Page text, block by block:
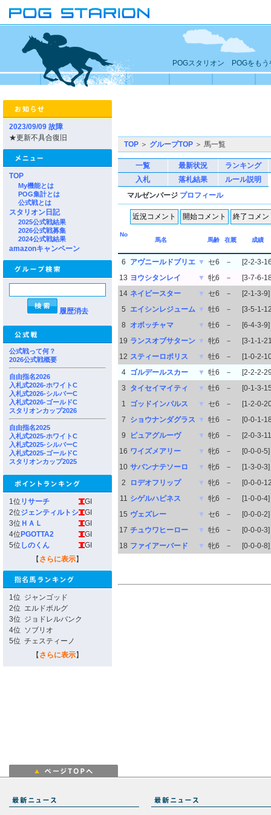
POGスタリオン POGをもう
2023/09/09 故障
★更新不具合復旧
TOP
My機能とは
POG集計とは
公式戦とは
スタリオン日記
2025公式戦結果
2026公式戦募集
2024公式戦結果
amazonキャンペーン
履歴消去
公式戦って何？
2026公式戦概要
自由指名2026
入札式2026-ホワイトC
入札式2026-シルバーC
入札式2026-ゴールドC
スタリオンカップ2026
自由指名2025
入札式2025-ホワイトC
入札式2025-シルバーC
入札式2025-ゴールドC
スタリオンカップ2025
1位 リサーチ
GI
2位ジェンティルトシ
GI
3位 ＨＡＬ
GI
4位 PGOTTA2
GI
5位 しのくん
GI
【 さらに表示】
1位 ジャンゴッド
2位 エルドボルグ
3位 ジョドレルバンク
4位 ソブリオ
5位 チェスティーノ
【 さらに表示】
TOP ＞ グループTOP ＞ 馬一覧
一覧 最新状況
ランキング
入札
落札結果
ルール説明
マルゼンバージ プロフィール
No
馬名
馬齢 在厩 成績
6 アヴニールドブリエ ▼ セ6 －
[2-2-3-
13 ヨウシタンレイ ▼ 牝6 －
[3-7-6-
14 ネイビースター ▼ セ6 －
[2-1-3-9]
5
エイシンレジューム ▼ 牡6 －
[3-5-1-
8
オボッチャマ ▼ 牡6 －
[6-4-3-9]
19 ランスオブサターン ▼ 牝6 －
[3-1-1-
12 スティーロポリス ▼ 牡6 －
[1-0-2-
4
ゴルデールスカー ▼ 牡6 －
[2-2-2-
3
タイセイマイティ ▼ 牡6 －
[0-1-3-
1
ゴッドインパルス ▼ セ6 －
[1-2-0-
7
ショウナンダグラス ▼ 牡6 －
[0-0-1-
9
ピュアグルーヴ ▼ 牝6 －
[2-0-3-
16 ワイズメアリー ▼ 牝6 －
[0-0-0-5]
10 サバンナテソーロ ▼ 牝6 －
[1-3-0-3]
2
ロデオフリップ ▼ 牝6 －
[0-0-0-
11 シゲルハピネス ▼ 牝6 －
[1-0-0-4]
15 ヴェズレー ▼ セ6 －
[0-0-0-2]
17 チュウワヒーロー ▼ 牡6 －
[0-0-0-3]
18 ファイアーバード ▼ 牝6 － [0-0-0-8]